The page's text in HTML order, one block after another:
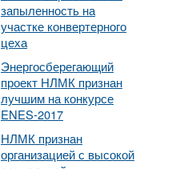
запыленность на
участке конвертерного
цеха
Энергосберегающий
проект НЛМК признан
лучшим на конкурсе
ENES-2017
НЛМК признан
организацией с высокой